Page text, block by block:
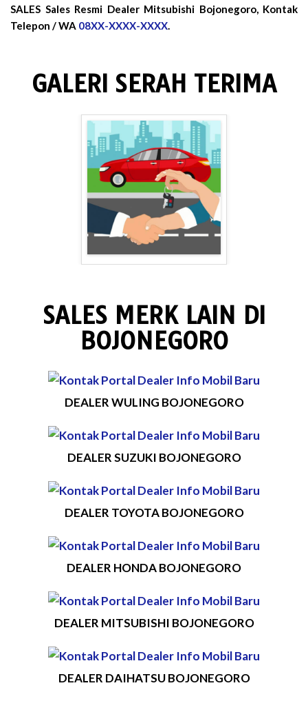
SALES Sales Resmi Dealer Mitsubishi Bojonegoro, Kontak
Telepon / WA 08XX-XXXX-XXXX.
GALERI SERAH TERIMA
SALES MERK LAIN DI
BOJONEGORO
DEALER WULING BOJONEGORO
DEALER SUZUKI BOJONEGORO
DEALER TOYOTA BOJONEGORO
DEALER HONDA BOJONEGORO
DEALER MITSUBISHI BOJONEGORO
DEALER DAIHATSU BOJONEGORO